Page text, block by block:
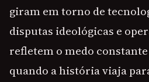
giram em torno de
disputas ideológicas e
refletem o medo
quando a história viaja